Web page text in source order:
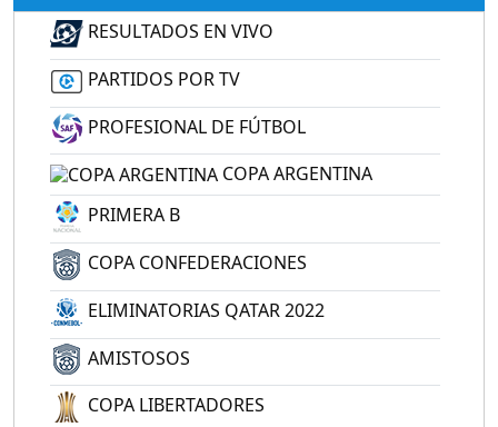
RESULTADOS EN VIVO
PARTIDOS POR TV
PROFESIONAL DE FÚTBOL
COPA ARGENTINA
PRIMERA B
COPA CONFEDERACIONES
ELIMINATORIAS QATAR 2022
AMISTOSOS
COPA LIBERTADORES